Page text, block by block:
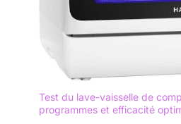
Test du lave-vaisselle de
programmes et efficacité